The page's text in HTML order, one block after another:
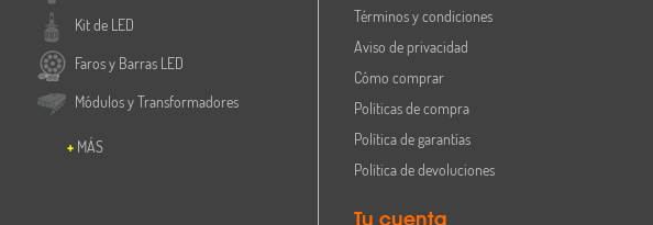
Kit de LED
Faros y Barras LED
Módulos y Transformadores
MÁS
Términos y condiciones
Aviso de privacidad
Cómo comprar
Políticas de compra
Política de garantías
Política de devoluciones
Tu cuenta